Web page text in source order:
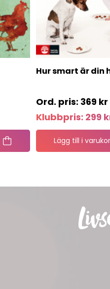
Hur smart är din
369 kr
Klubbpris: 299
Lägg till i